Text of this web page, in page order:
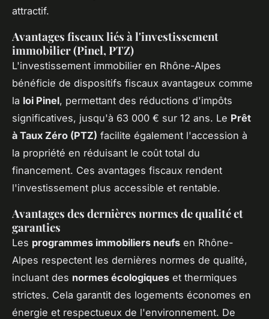
attractif.
Avantages fiscaux liés à l'investissement
immobilier (Pinel, PTZ)
L'investissement immobilier en Rhône-Alpes
bénéficie de dispositifs fiscaux avantageux comme
la loi Pinel, permettant des réductions d'impôts
significatives, jusqu'à 63 000 € sur 12 ans. Le Prêt
à Taux Zéro (PTZ) facilite également l'accession à
la propriété en réduisant le coût total du
financement. Ces avantages fiscaux rendent
l'investissement plus accessible et rentable.
Avantages des dernières normes de qualité et
garanties
Les programmes immobiliers neufs en Rhône-
Alpes respectent les dernières normes de qualité,
incluant des normes écologiques et thermiques
strictes. Cela garantit des logements économes en
énergie et respectueux de l'environnement. De